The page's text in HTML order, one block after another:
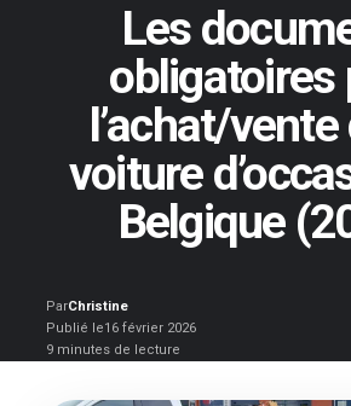
Les
obligatoires
l’achat/vente
voiture
Belgique
ParChristine
Publié le16 février 2026
9 minutes de lecture